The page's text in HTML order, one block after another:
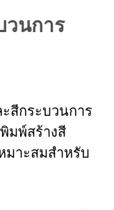
วนการ
สีกระบวนการ
มพ์สร้างสี
มาะสมสำหรับ